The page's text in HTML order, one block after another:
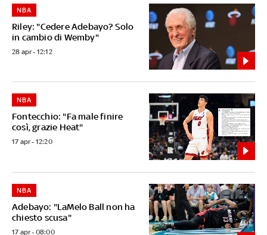
Riley: "Cedere Adebayo? Solo
in cambio di Wemby"
NBA
28 apr - 12:12
Fontecchio: "Fa male finire
così, grazie Heat"
NBA
17 apr - 12:20
Adebayo: "LaMelo Ball non ha
chiesto scusa"
NBA
17 apr - 08:00